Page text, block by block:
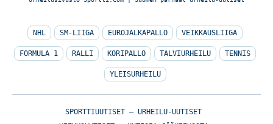
NHL SM-LIIGA EUROJALKAPALLO VEIKKAUSLIIGA
FORMULA 1 RALLI KORIPALLO TALVIURHEILU TENNIS
YLEISURHEILU
SPORTTIUUTISET – URHEILU-UUTISET